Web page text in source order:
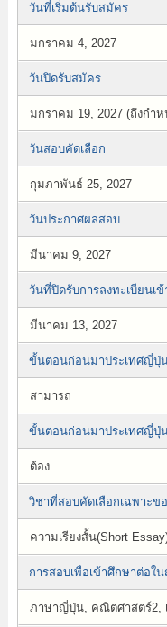
วันที่เริ่มต้นรับสมัคร
มกราคม 4, 2027
วันปิดรับสมัคร
มกราคม 19, 2027 (ถึงกำห
วันสอบคัดเลือก
กุมภาพันธ์ 25, 2027
วันประกาศผลสอบ
มีนาคม 9, 2027
วันที่ปิดรับการลงทะเบียนเ
มีนาคม 13, 2027
ขั้นตอนก่อนมาประเทศญี่ปุ่
สามารถ
ขั้นตอนก่อนมาประเทศญี่ปุ่
ต้อง
วิชาที่สอบคัดเลือกเฉพาะข
ความเรียงสั้น(Short
การสอบเพื่อเข้าศึกษาต่อ
ภาษาญี่ปุ่น, คณิตศาสตร์2,